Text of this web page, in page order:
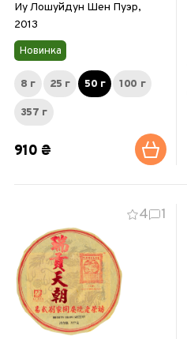
Иу Лошуйдун Шен Пуэр,
2013
Новинка
8 г 25 г 50 г 100 г
357 г
910 ₴
4 1